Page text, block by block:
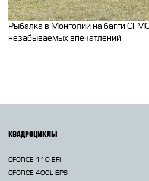
Рыбалка в Монголии на багги
незабываемых впечатлений
КВАДРОЦИКЛЫ
CFORCE 110 EFI
CFORCE 400L EPS